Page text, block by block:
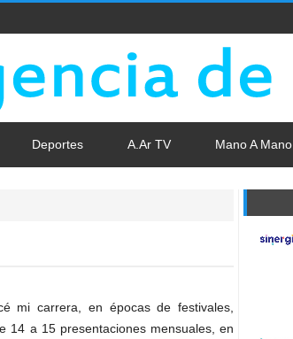
Deportes A.Ar TV Mano A Mano
mi carrera, en épocas de festivales,
14 a 15 presentaciones mensuales, en